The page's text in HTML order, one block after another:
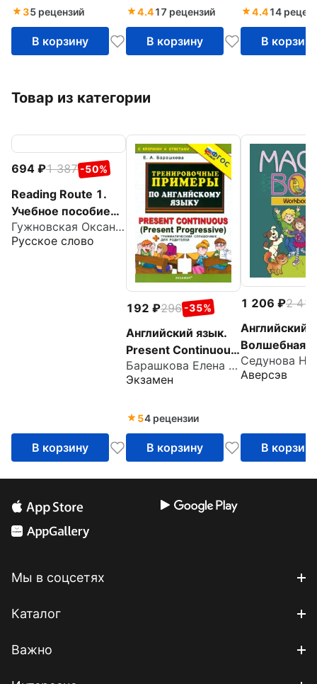
работы
35 рецензий
В корзину
ФГОС
4.417 рецензий
В корзину
работы.
4.414
В корзину
Товар из категории
694 1 387 -50%
Reading Route 1.
Учебное пособие
по обучению детей
7-8 лет чтению на
Гужновская Оксана Александровна
Русское слово
В корзину
192 296 -35%
Английский язык.
Present Continuous
(Present
Progressive).
примеры. ФГОС
Барашкова Елена Александровна
Экзамен
54 рецензии
В корзину
1 206
2 411
Английский
Волшебная
шкатулка. 1
Рабочая
Аверсэв
В корзину
Мы в соцсетях
Каталог
Важно